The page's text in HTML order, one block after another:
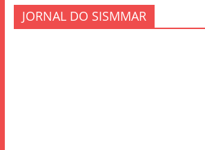
JORNAL DO SISMMAR